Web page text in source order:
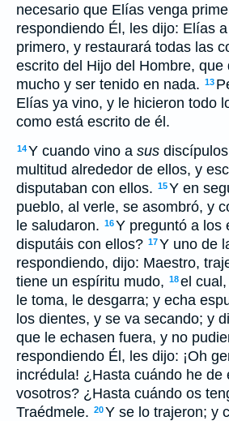
necesario que Elías venga
respondiendo Él, les dijo: Elías
primero, y restaurará todas las
escrito del Hijo del Hombre, que
mucho y ser tenido en nada. 13
Elías ya vino, y le hicieron todo
como está escrito de él.
14Y cuando vino a sus
multitud alrededor de ellos, y
disputaban con ellos. 15Y en
pueblo, al verle, se asombró, y
le saludaron. 16Y preguntó a los
disputáis con ellos? 17Y uno de
respondiendo, dijo: Maestro,
tiene un espíritu mudo, 18el
le toma, le desgarra; y echa
los dientes, y se va secando; y
que le echasen fuera, y no
respondiendo Él, les dijo: ¡Oh
incrédula! ¿Hasta cuándo he de
vosotros? ¿Hasta cuándo os
Traédmele. 20Y se lo trajeron; y